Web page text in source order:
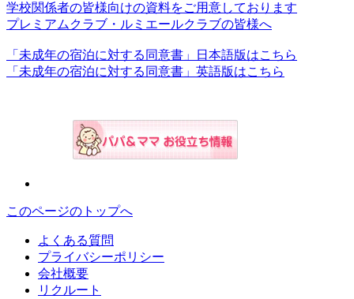
学校関係者の皆様向けの資料をご用意しております
プレミアムクラブ・ルミエールクラブの皆様へ
「未成年の宿泊に対する同意書」日本語版はこちら
「未成年の宿泊に対する同意書」英語版はこちら
このページのトップへ
よくある質問
プライバシーポリシー
会社概要
リクルート